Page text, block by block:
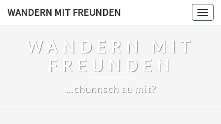
WANDERN MIT FREUNDEN
WANDERN MIT
FREUNDEN
…chunnsch au mit?